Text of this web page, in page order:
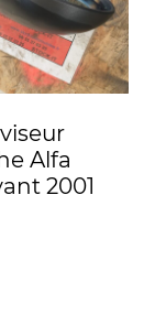
Alfa
2001